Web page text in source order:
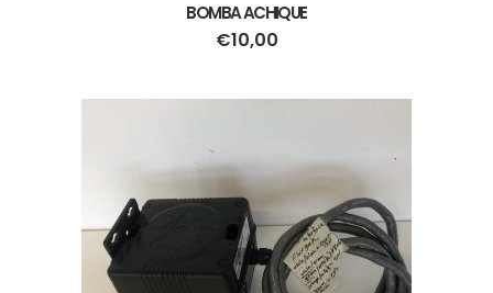
BOMBA ACHIQUE
€10,00